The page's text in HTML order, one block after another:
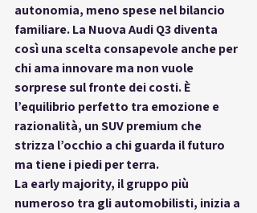
autonomia, meno spese nel bilancio
familiare. La Nuova Audi Q3 diventa
così una scelta consapevole anche per
chi ama innovare ma non vuole
sorprese sul fronte dei costi. È
l’equilibrio perfetto tra emozione e
razionalità, un SUV premium che
strizza l’occhio a chi guarda il futuro
ma tiene i piedi per terra.
La early majority, il gruppo più
numeroso tra gli automobilisti, inizia a